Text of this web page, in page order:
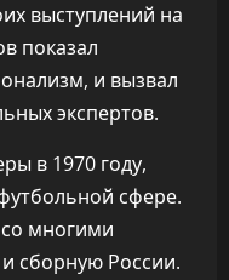
выступлений на
показал
и вызвал
экспертов.
в 1970 году,
сфере.
многими
сборную России.